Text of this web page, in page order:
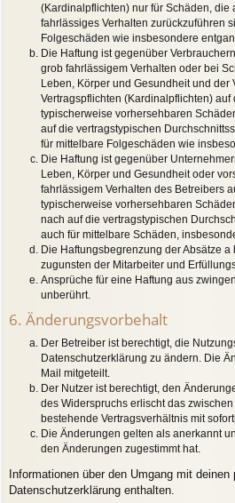
(Kardinalpflichten) nur für Schäden, die
fahrlässiges Verhalten zurückzuführen
Folgeschäden wie insbesondere
Die Haftung ist gegenüber
grob fahrlässigem Verhalten oder bei
Leben, Körper und Gesundheit und der
Vertragspflichten (Kardinalpflichten) auf
typischerweise vorhersehbaren
auf die vertragstypischen
für mittelbare Folgeschäden wie
Die Haftung ist gegenüber
Leben, Körper und Gesundheit oder
fahrlässigem Verhalten des Betreibers
typischerweise vorhersehbaren
nach auf die vertragstypischen
auch für mittelbare Schäden,
Die Haftungsbegrenzung der Absätze
zugunsten der Mitarbeiter und
Ansprüche für eine Haftung aus
unberührt.
6. Änderungsvorbehalt
Der Betreiber ist berechtigt, die
Datenschutzerklärung zu ändern. Die
Mail mitgeteilt.
Der Nutzer ist berechtigt, den
des Widerspruchs erlischt das
bestehende Vertragsverhältnis mit
Die Änderungen gelten als anerkannt
den Änderungen zugestimmt hat.
Informationen über den Umgang mit
Datenschutzerklärung enthalten.